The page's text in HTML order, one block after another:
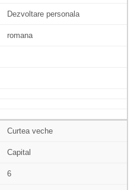
Dezvoltare personala
romana
Curtea veche
Capital
6